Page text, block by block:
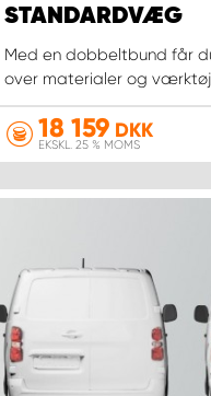
STANDARDVÆG
Med en dobbeltbund får
over materialer og
18 159 DKK
EKSKL. 25 % MOMS